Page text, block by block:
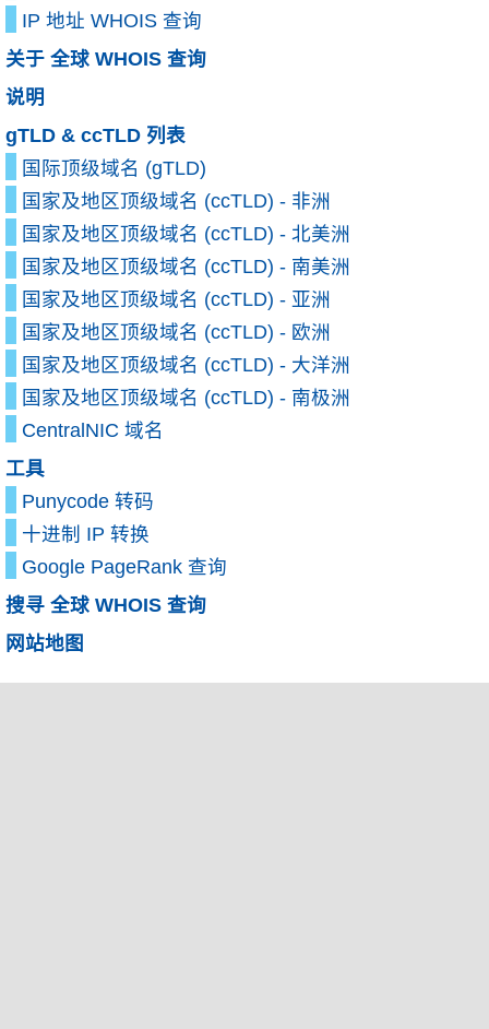
IP 地址 WHOIS 查询
关于 全球 WHOIS 查询
说明
gTLD & ccTLD 列表
国际顶级域名 (gTLD)
国家及地区顶级域名 (ccTLD) - 非洲
国家及地区顶级域名 (ccTLD) - 北美洲
国家及地区顶级域名 (ccTLD) - 南美洲
国家及地区顶级域名 (ccTLD) - 亚洲
国家及地区顶级域名 (ccTLD) - 欧洲
国家及地区顶级域名 (ccTLD) - 大洋洲
国家及地区顶级域名 (ccTLD) - 南极洲
CentralNIC 域名
工具
Punycode 转码
十进制 IP 转换
Google PageRank 查询
搜寻 全球 WHOIS 查询
网站地图